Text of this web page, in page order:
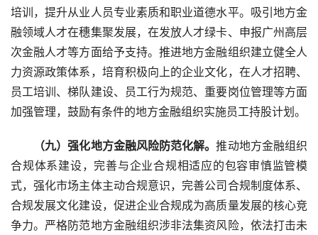
培训，提升从业人员专业素质和职业道德水平。吸引地方金
融领域人才在穗集聚发展，在发放人才绿卡、申报广州高层
次金融人才等方面给予支持。推进地方金融组织建立健全人
力资源政策体系，培育积极向上的企业文化，在人才招聘、
员工培训、梯队建设、员工行为规范、重要岗位管理等方面
加强管理，鼓励有条件的地方金融组织实施员工持股计划。
（九）强化地方金融风险防范化解。推动地方金融组织
合规体系建设，完善与企业合规相适应的包容审慎监管模
式，强化市场主体主动合规意识，完善公司合规制度体系、
合规发展文化建设，促进企业合规成为高质量发展的核心竞
争力。严格防范地方金融组织涉非法集资风险，依法打击未